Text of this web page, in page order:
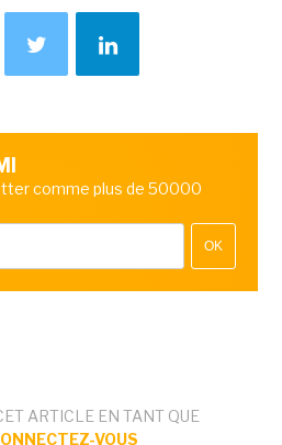
comme plus de 50000
OK
ARTICLE EN TANT QUE
VOUS